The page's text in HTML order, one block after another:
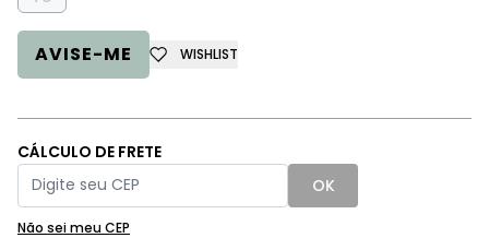
AVISE-ME WISHLIST
CÁLCULO DE FRETE
OK
Não sei meu CEP